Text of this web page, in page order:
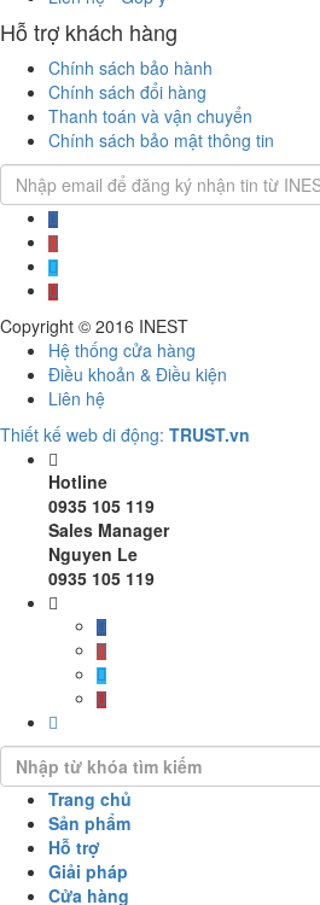
Hỗ trợ khách hàng
Chính sách bảo hành
Chính sách đổi hàng
Thanh toán và vận chuyển
Chính sách bảo mật thông tin
Copyright © 2016 INEST
Hệ thống cửa hàng
Điều khoản & Điều kiện
Liên hệ
Thiết kế web di động: TRUST.vn
Hotline
0935 105 119
Sales Manager
Nguyen Le
0935 105 119
Trang chủ
Sản phẩm
Hỗ trợ
Giải pháp
Cửa hàng